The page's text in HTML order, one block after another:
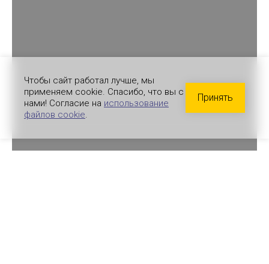
Чтобы сайт работал лучше, мы
применяем cookie. Спасибо, что вы с
нами! Согласие на использование
файлов cookie.
Принять